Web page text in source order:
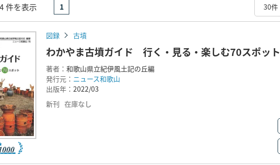
件を表示 1
図録 古墳
わかやま古墳ガイド 行く・見る・楽しむ70スポット
著者： 和歌山県立紀伊風土記の丘編
発行元： ニュース和歌山
出版年： 2022/03
新刊 在庫なし